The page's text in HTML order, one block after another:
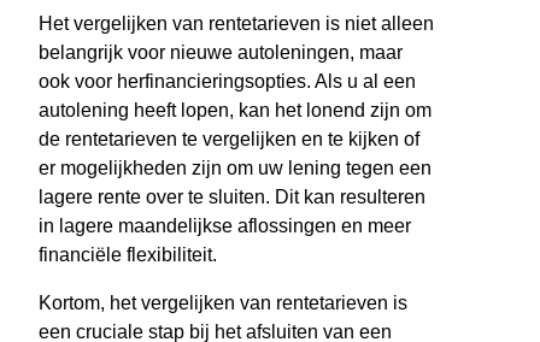
Het vergelijken van rentetarieven is niet alleen
belangrijk voor nieuwe autoleningen, maar
ook voor herfinancieringsopties. Als u al een
autolening heeft lopen, kan het lonend zijn om
de rentetarieven te vergelijken en te kijken of
er mogelijkheden zijn om uw lening tegen een
lagere rente over te sluiten. Dit kan resulteren
in lagere maandelijkse aflossingen en meer
financiële flexibiliteit.
Kortom, het vergelijken van rentetarieven is
een cruciale stap bij het afsluiten van een